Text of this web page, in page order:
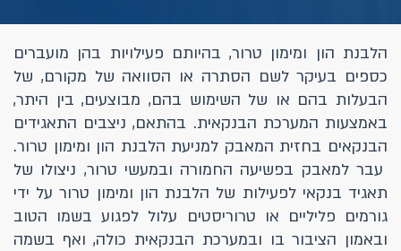
הלבנת הון ומימון טרור, בהיותם פעילויות בהן מועברים
כספים בעיקר לשם הסתרה או הסוואה של מקורם, של
הבעלות בהם או של השימוש בהם, מבוצעים, בין היתר,
באמצעות המערכת הבנקאית. בהתאם, ניצבים התאגידים
הבנקאים בחזית המאבק למניעת הלבנת הון ומימון טרור.
עבר למאבק בפשיעה החמורה ובמעשי טרור, ניצולו של
תאגיד בנקאי לפעילות של הלבנת הון ומימון טרור על ידי
גורמים פליליים או טרוריסטים עלול לפגוע בשמו הטוב
ובאמון הציבור בו ובמערכת הבנקאית כולה, ואף בשמה